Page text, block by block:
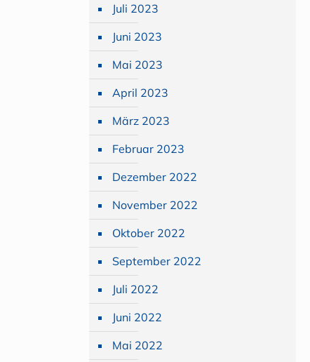
Juli 2023
Juni 2023
Mai 2023
April 2023
März 2023
Februar 2023
Dezember 2022
November 2022
Oktober 2022
September 2022
Juli 2022
Juni 2022
Mai 2022